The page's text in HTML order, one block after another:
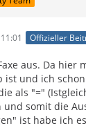
Offizieller
aus. Da hier
ist und ich
als "="
und somit die
ist habe ich